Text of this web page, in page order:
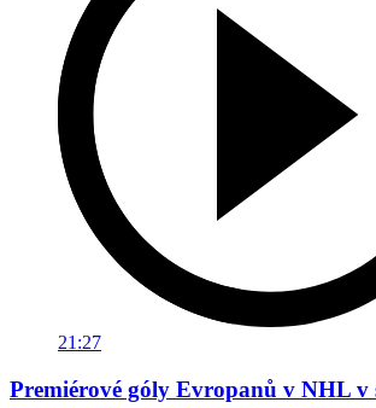
21:27
Premiérové góly Evropanů v NHL v